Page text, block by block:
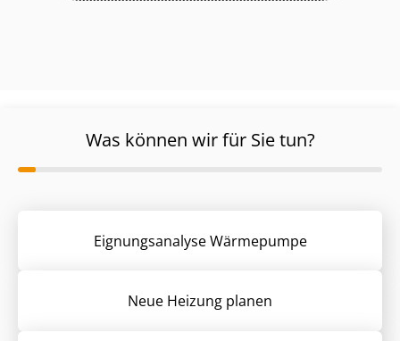
Was können wir für Sie tun?
Eignungsanalyse Wärmepumpe
Neue Heizung planen